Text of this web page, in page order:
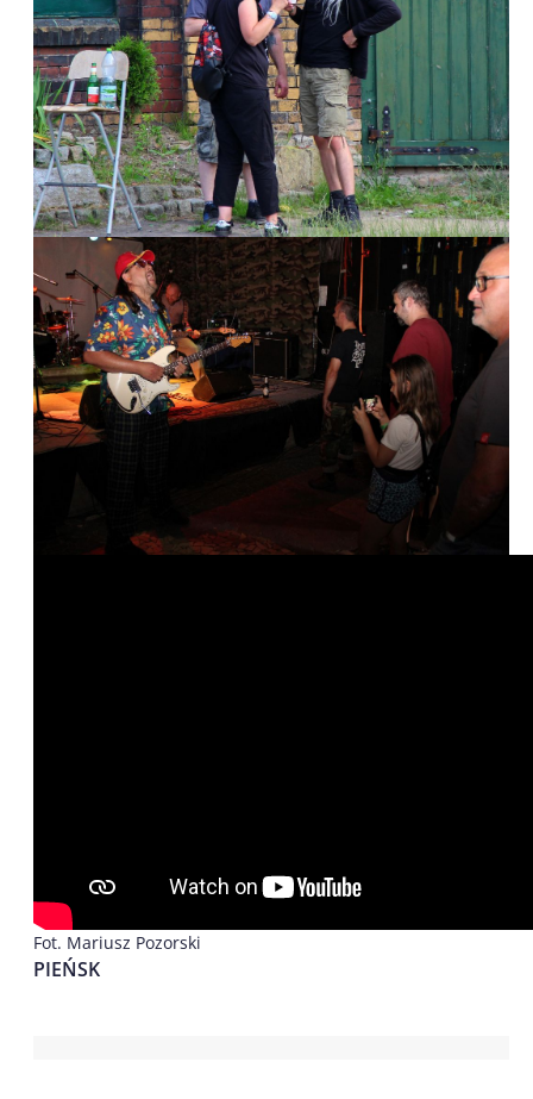
Fot. Mariusz Pozorski
PIEŃSK